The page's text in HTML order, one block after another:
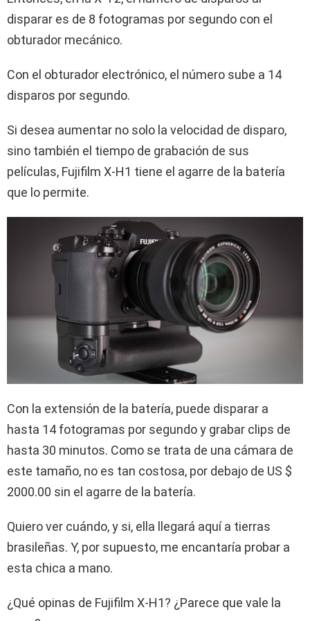
disparar es de 8 fotogramas por segundo con el
obturador mecánico.
Con el obturador electrónico, el número sube a 14
disparos por segundo.
Si desea aumentar no solo la velocidad de disparo,
sino también el tiempo de grabación de sus
películas, Fujifilm X-H1 tiene el agarre de la batería
que lo permite.
Con la extensión de la batería, puede disparar a
hasta 14 fotogramas por segundo y grabar clips de
hasta 30 minutos. Como se trata de una cámara de
este tamaño, no es tan costosa, por debajo de US $
2000.00 sin el agarre de la batería.
Quiero ver cuándo, y si, ella llegará aquí a tierras
brasileñas. Y, por supuesto, me encantaría probar a
esta chica a mano.
¿Qué opinas de Fujifilm X-H1? ¿Parece que vale la